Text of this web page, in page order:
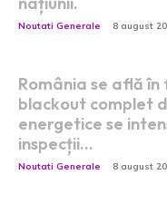
Noutati Generale 8 august
România se află
blackout complet
energetice se
inspecții…
Noutati Generale 8 august